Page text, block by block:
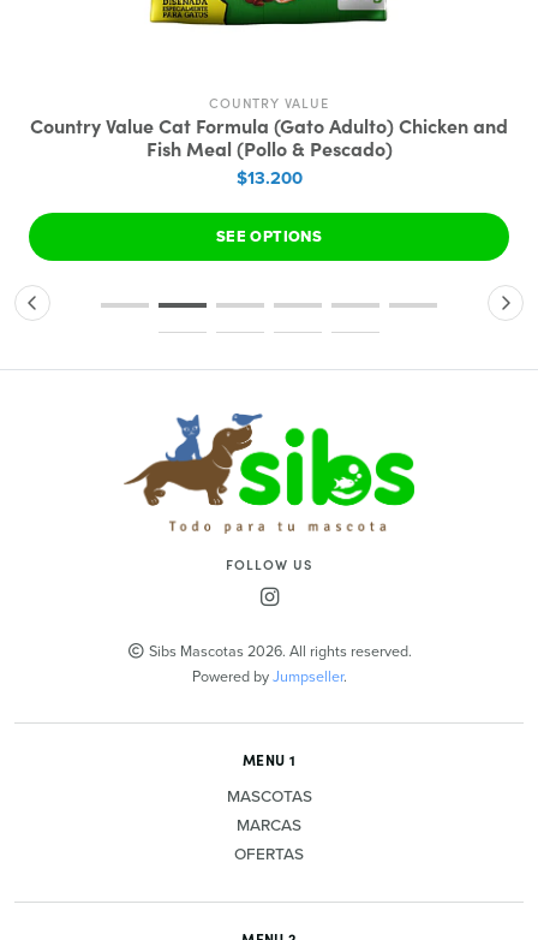
COUNTRY VALUE
Country Value Cat Formula (Gato Adulto) Chicken and
Fish Meal (Pollo & Pescado)
$13.200
SEE OPTIONS
FOLLOW US
Sibs Mascotas 2026. All rights reserved.
Powered byJumpseller.
MENU 1
MASCOTAS
MARCAS
OFERTAS